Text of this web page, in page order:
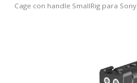
Cage con handle SmallRig para